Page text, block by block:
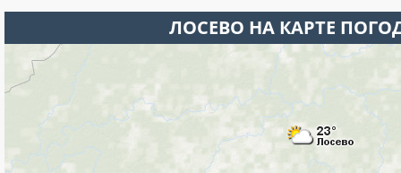
ЛОСЕВО НА КАРТЕ